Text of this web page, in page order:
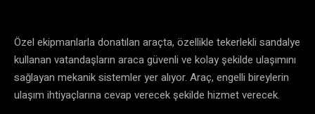
Özel ekipmanlarla donatılan araçta, özellikle tekerlekli sandalye
kullanan vatandaşların araca güvenli ve kolay şekilde ulaşımını
sağlayan mekanik sistemler yer alıyor. Araç, engelli bireylerin
ulaşım ihtiyaçlarına cevap verecek şekilde hizmet verecek.